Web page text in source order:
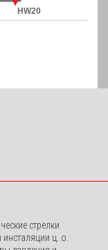
HW20
стрелки
ц. о.